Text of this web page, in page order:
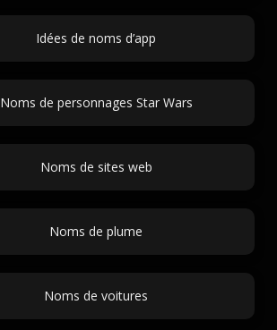
Idées de noms d’app
Noms de personnages Star Wars
Noms de sites web
Noms de plume
Noms de voitures